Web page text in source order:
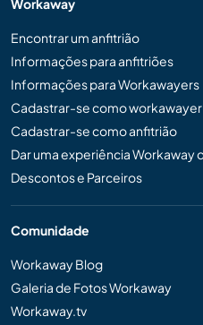
Workaway
Encontrar um anfitrião
Informações para anfitriões
Informações para Workawayers
Cadastrar-se como workawayer
Cadastrar-se como anfitrião
Dar uma experiência Workaway
Descontos e Parceiros
Comunidade
Workaway Blog
Galeria de Fotos Workaway
Workaway.tv